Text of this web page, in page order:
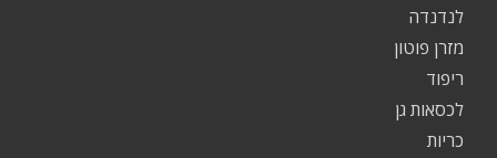
לנדנדה
מזרן פוטון
ריפוד
לכסאות גן
כריות